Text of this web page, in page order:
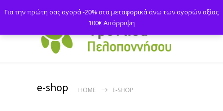
e-shop HOME E-SHOP
Για την πρώτη σας αγορά -20% στα μεταφορικά άνω των αγορών αξίας
100€Απόρριψη